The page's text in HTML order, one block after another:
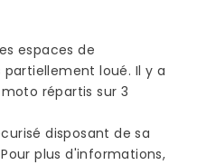
espaces de
loué. Il y a
répartis sur 3
disposant de sa
plus d'informations,